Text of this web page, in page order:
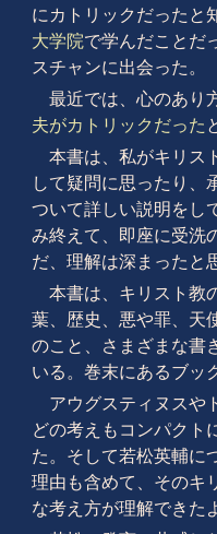
にカトリックだったと
大学院で学んだことだ
スチャンに出会った。
最近では、心のあり
夫がカトリックだった
本書は、私がキリス
して疑問に思ったり、
ついて詳しい説明をし
み終えて、即座に受洗
だ、理解は深まったと
本書は、キリスト教
葉、歴史、悪や罪、天
のこと、さまざまな書
いる。巻末にあるブッ
アウグスティヌスや
どの考えもコンパクト
た。そして若松英輔に
理由も含めて、そのキ
な考え方が理解できた